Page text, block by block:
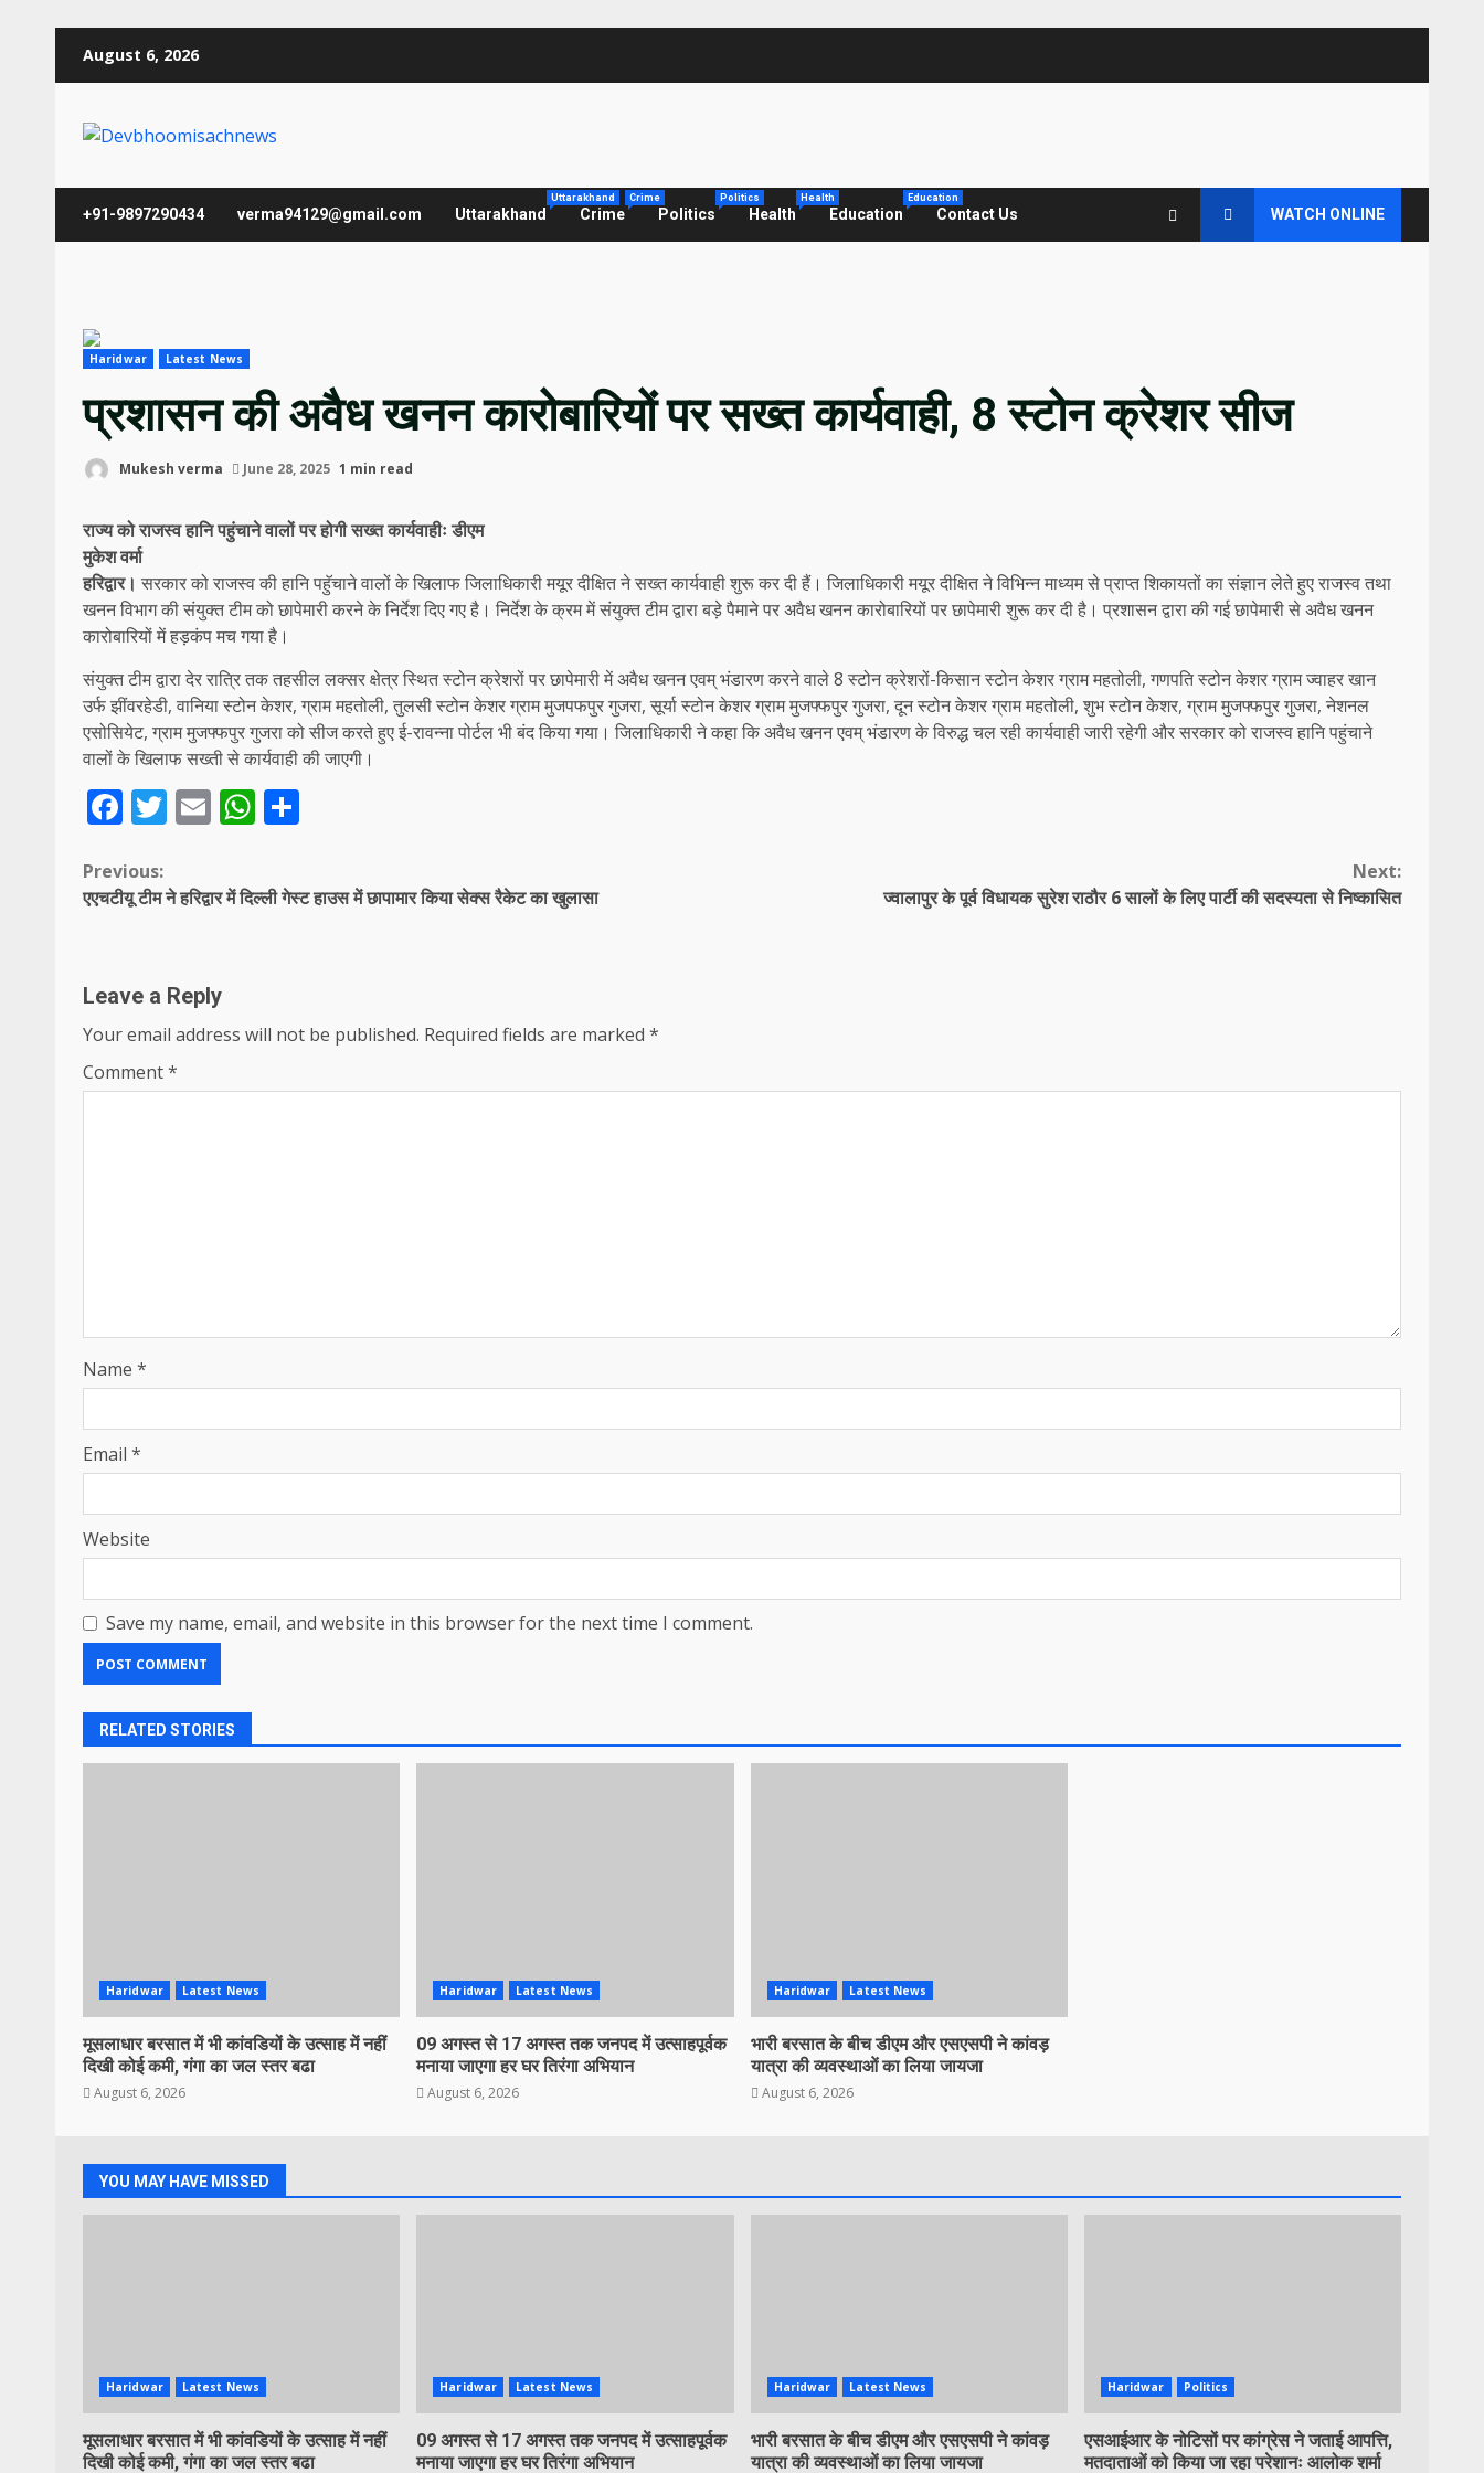
August 6, 2026
+91-9897290434 verma94129@gmail.com Uttarakhand
Uttarakhand
Crime
Crime
Politics
Politics
Health
Health
Education
Education
Contact Us WATCH ONLINE
Haridwar Latest News
प्रशासन की अवैध खनन कारोबारियों पर सख्त कार्यवाही, 8 स्टोन क्रेशर सीज
Mukesh verma June 28, 2025 1 min read
राज्य को राजस्व हानि पहुंचाने वालों पर होगी सख्त कार्यवाहीः डीएम
मुकेश वर्मा
हरिद्वार। सरकार को राजस्व की हानि पहुॅचाने वालों के खिलाफ जिलाधिकारी मयूर दीक्षित ने सख्त कार्यवाही शुरू कर दी हैं। जिलाधिकारी मयूर दीक्षित ने विभिन्न माध्यम से प्राप्त शिकायतों का संज्ञान लेते हुए राजस्व तथा
खनन विभाग की संयुक्त टीम को छापेमारी करने के निर्देश दिए गए है। निर्देश के क्रम में संयुक्त टीम द्वारा बड़े पैमाने पर अवैध खनन कारोबारियों पर छापेमारी शुरू कर दी है। प्रशासन द्वारा की गई छापेमारी से अवैध खनन
कारोबारियों में हड़कंप मच गया है।
संयुक्त टीम द्वारा देर रात्रि तक तहसील लक्सर क्षेत्र स्थित स्टोन क्रेशरों पर छापेमारी में अवैध खनन एवम् भंडारण करने वाले 8 स्टोन क्रेशरों-किसान स्टोन केशर ग्राम महतोली, गणपति स्टोन केशर ग्राम ज्वाहर खान
उर्फ झींवरहेडी, वानिया स्टोन केशर, ग्राम महतोली, तुलसी स्टोन केशर ग्राम मुजपफपुर गुजरा, सूर्या स्टोन केशर ग्राम मुजफ्फपुर गुजरा, दून स्टोन केशर ग्राम महतोली, शुभ स्टोन केशर, ग्राम मुजफ्फपुर गुजरा, नेशनल
एसोसियेट, ग्राम मुजफ्फपुर गुजरा को सीज करते हुए ई-रावन्ना पोर्टल भी बंद किया गया। जिलाधिकारी ने कहा कि अवैध खनन एवम् भंडारण के विरुद्ध चल रही कार्यवाही जारी रहेगी और सरकार को राजस्व हानि पहुंचाने
वालों के खिलाफ सख्ती से कार्यवाही की जाएगी।
Facebook
Twitter
EmailWhatsApp
Continue
Previous:
एएचटीयू टीम ने हरिद्वार में दिल्ली गेस्ट हाउस में छापामार किया सेक्स रैकेट का खुलासा
Next:
ज्वालापुर के पूर्व विधायक सुरेश राठौर 6 सालों के लिए पार्टी की सदस्यता से निष्कासित
Leave a Reply
Your email address will not be published. Required fields are marked *
Comment*
Name *
Email *
Website
Save my name, email, and website in this browser for the next time I comment.
RELATED STORIES
Haridwar Latest News
मूसलाधार बरसात में भी कांवडियों के उत्साह में नहीं
दिखी कोई कमी, गंगा का जल स्तर बढा
August 6, 2026
Haridwar Latest News
09 अगस्त से 17 अगस्त तक जनपद में उत्साहपूर्वक
मनाया जाएगा हर घर तिरंगा अभियान
August 6, 2026
Haridwar Latest News
भारी बरसात के बीच डीएम और एसएसपी ने कांवड़
यात्रा की व्यवस्थाओं का लिया जायजा
August 6, 2026
YOU MAY HAVE MISSED
Haridwar Latest News
मूसलाधार बरसात में भी कांवडियों के उत्साह में नहीं
दिखी कोई कमी, गंगा का जल स्तर बढा
Haridwar Latest News
09 अगस्त से 17 अगस्त तक जनपद में उत्साहपूर्वक
मनाया जाएगा हर घर तिरंगा अभियान
Haridwar Latest News
भारी बरसात के बीच डीएम और एसएसपी ने कांवड़
यात्रा की व्यवस्थाओं का लिया जायजा
Haridwar Politics
एसआईआर के नोटिसों पर कांग्रेस ने जताई आपत्ति,
मतदाताओं को किया जा रहा परेशानः आलोक शर्मा